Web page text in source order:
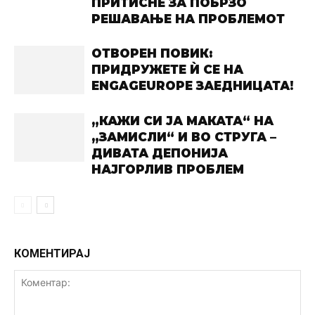
ПРИТИСНЕ ЗА ПОБРЗО
РЕШАВАЊЕ НА ПРОБЛЕМОТ
ОТВОРЕН ПОВИК:
ПРИДРУЖЕТЕ Ѝ СЕ НА
ENGAGEUROPE ЗАЕДНИЦАТА!
„КАЖИ СИ ЈА МАКАТА“ НА
„ЗАМИСЛИ“ И ВО СТРУГА –
ДИВАТА ДЕПОНИЈА
НАЈГОРЛИВ ПРОБЛЕМ
КОМЕНТИРАЈ